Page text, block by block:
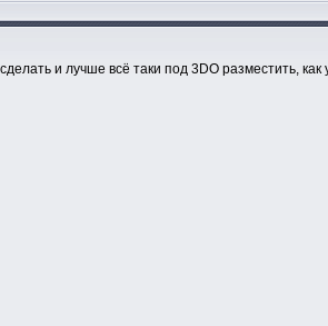
и лучше всё таки под 3DO разместить, как